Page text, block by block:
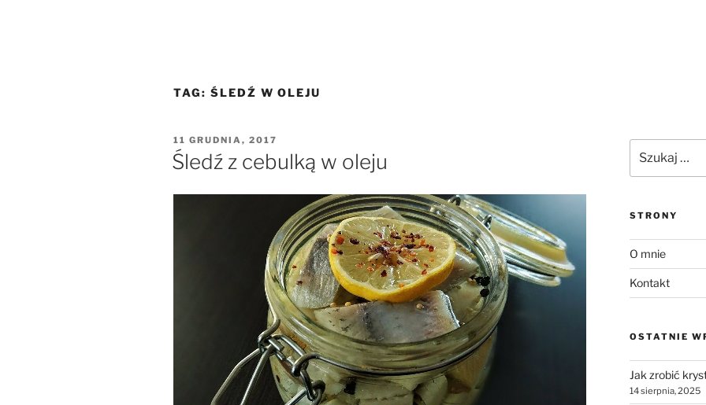
TAG: ŚLEDŹ W OLEJU
OPUBLIKOWANE
W
11 GRUDNIA, 2017
Śledź z cebulką w oleju
STRONY
O mnie
Kontakt
OSTATNIE
Jak zrobić
14 sierpnia, 2025